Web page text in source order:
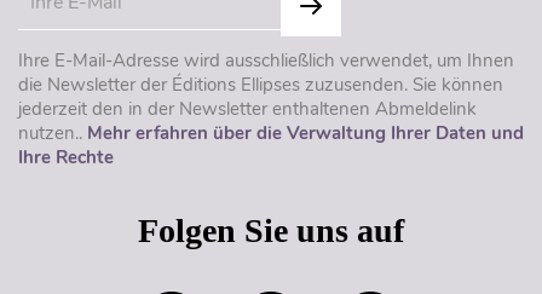
Ihre E-Mail-Adresse wird ausschließlich verwendet, um Ihnen
die Newsletter der Éditions Ellipses zuzusenden. Sie können
jederzeit den in der Newsletter enthaltenen Abmeldelink
nutzen.. Mehr erfahren über die Verwaltung Ihrer Daten und
Ihre Rechte
Folgen Sie uns auf